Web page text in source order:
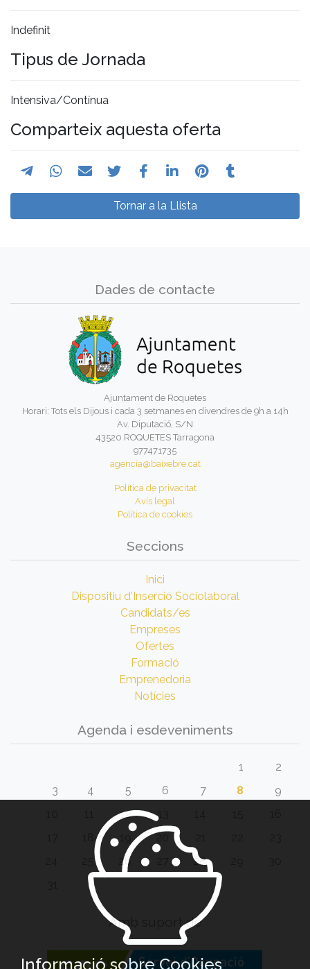
Indefinit
Tipus de Jornada
Intensiva/Contínua
Comparteix aquesta oferta
Tornar a la Llista
Dades de contacte
Ajuntament de Roquetes
Horari: Tots els Dijous i cada 3 setmanes en divendres de 9h a 14h
Av. Diputació, S/N
43520 ROQUETES Tarragona
977471735
agencia@baixebre.cat
Política de privacitat
Avís legal
Política de cookies
Seccions
Inici
Dispositiu d'Inserció Sociolaboral
Candidats/es
Empreses
Ofertes
Formació
Emprenedoria
Notícies
Agenda i esdeveniments
1
2
3
4 5 6 7 8
9
12 13
20
26 28
Amb suport de
Informació sobre Cookies